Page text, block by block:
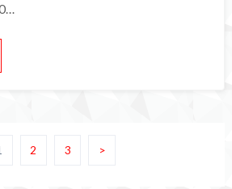
2 3 >